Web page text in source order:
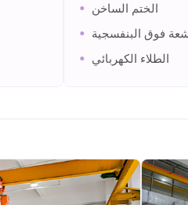
• الختم الساخن
• فوق البنفسجية
• الطلاء الكهربائي